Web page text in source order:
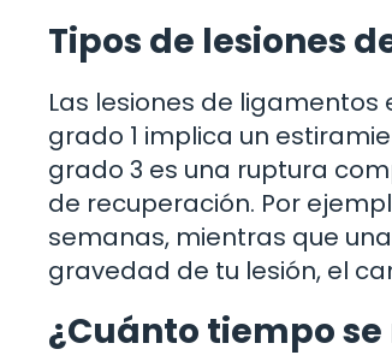
Tipos de lesiones
Las lesiones de
grado 1 implica un
grado 3 es una ruptura
de recuperación. Por
semanas, mientras que
gravedad de tu lesión, el
¿Cuánto tiempo